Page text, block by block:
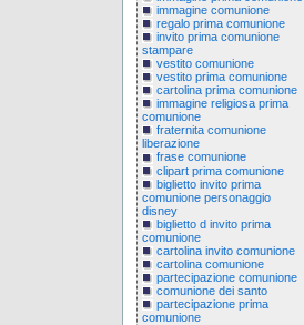
immagine comunione
regalo prima comunione
invito prima comunione
stampare
vestito comunione
vestito prima comunione
cartolina prima comunione
immagine religiosa prima
comunione
fraternita comunione
liberazione
frase comunione
clipart prima comunione
biglietto invito prima
comunione personaggio
disney
biglietto d invito prima
comunione
cartolina invito comunione
cartolina comunione
partecipazione comunione
comunione dei santo
partecipazione prima
comunione